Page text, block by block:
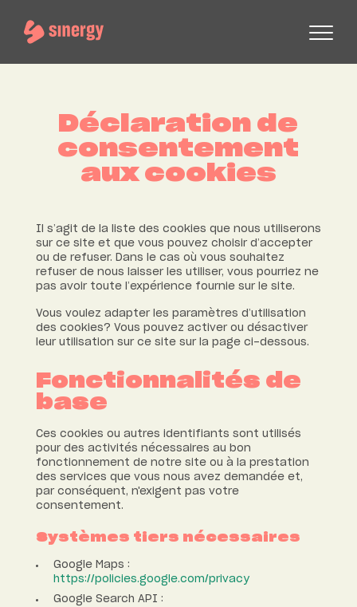
Déclaration de
consentement
aux cookies
Il s’agit de la liste des cookies que nous utiliserons
sur ce site et que vous pouvez choisir d’accepter
ou de refuser. Dans le cas où vous souhaitez
refuser de nous laisser les utiliser, vous pourriez ne
pas avoir toute l’expérience fournie sur le site.
Vous voulez adapter les paramètres d’utilisation
des cookies? Vous pouvez activer ou désactiver
leur utilisation sur ce site sur la page ci-dessous.
Fonctionnalités de
base
Ces cookies ou autres identifiants sont utilisés
pour des activités nécessaires au bon
fonctionnement de notre site ou à la prestation
des services que vous nous avez demandée et,
par conséquent, n'exigent pas votre
consentement.
Systèmes tiers nécessaires
Google Maps :
https://policies.google.com/privacy
Google Search API :